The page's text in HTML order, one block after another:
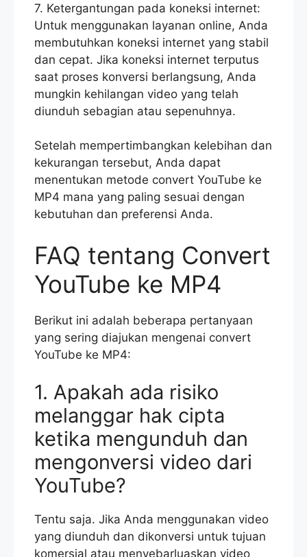
7. Ketergantungan pada koneksi internet:
Untuk menggunakan layanan online, Anda
membutuhkan koneksi internet yang stabil
dan cepat. Jika koneksi internet terputus
saat proses konversi berlangsung, Anda
mungkin kehilangan video yang telah
diunduh sebagian atau sepenuhnya.
Setelah mempertimbangkan kelebihan dan
kekurangan tersebut, Anda dapat
menentukan metode convert YouTube ke
MP4 mana yang paling sesuai dengan
kebutuhan dan preferensi Anda.
FAQ tentang Convert
YouTube ke MP4
Berikut ini adalah beberapa pertanyaan
yang sering diajukan mengenai convert
YouTube ke MP4:
1. Apakah ada risiko
melanggar hak cipta
ketika mengunduh dan
mengonversi video dari
YouTube?
Tentu saja. Jika Anda menggunakan video
yang diunduh dan dikonversi untuk tujuan
komersial atau menyebarluaskan video